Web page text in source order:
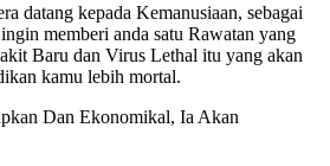
datang kepada Kemanusiaan, sebagai
memberi anda satu Rawatan yang
Baru dan Virus Lethal itu yang akan
kamu lebih mortal.
Dan Ekonomikal, Ia Akan